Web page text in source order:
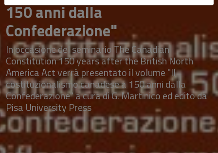
150 anni dalla
Confederazione"
In occasione del seminario The Canadian
Constitution 150 years after the British North
America Act verrà presentato il volume "Il
costituzionalismo canadese a 150 anni dalla
Confederazione" a cura di G. Martinico ed edito da
Pisa University Press